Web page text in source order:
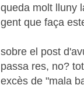
queda molt lluny
gent que faça
sobre el post
passa res, no?
excès de "mala